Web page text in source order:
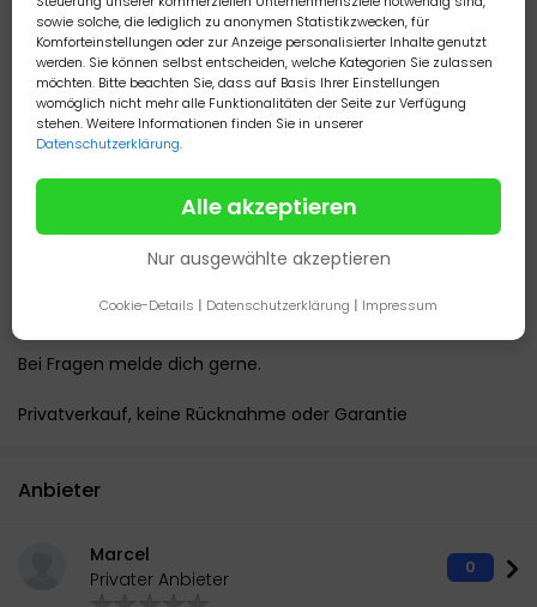
sowie solche, die lediglich zu anonymen Statistikzwecken, für
Komforteinstellungen oder zur Anzeige personalisierter Inhalte genutzt
werden. Sie können selbst entscheiden, welche Kategorien Sie zulassen
möchten. Bitte beachten Sie, dass auf Basis Ihrer Einstellungen
womöglich nicht mehr alle Funktionalitäten der Seite zur Verfügung
stehen. Weitere Informationen finden Sie in unserer
Datenschutzerklärung.
Alle akzeptieren
Nur ausgewählte akzeptieren
Cookie-Details | Datenschutzerklärung | Impressum
* Nachfüllanlage: DD und Red Sea Reservoir 45L im
Unterschrank
* Heizautomatik inklusive Kühlmöglichkeit für den Sommer
* Beleuchtung: Hydra 32HD LEDs
* Strömungspumpen: Red Sea Wave 25 und Jebao
feine Kratzer, der Unterschrank ist schwarz foliert darunter
weiß, hat aber Macken, darum foliert.
Du bekommst alles, was du für einen sofortigen Start
Magnetreiniger, Futter etc.
Bei Fragen melde dich gerne.
Privatverkauf, keine Rücknahme oder Garantie
Anbieter
Marcel
Privater Anbieter
0